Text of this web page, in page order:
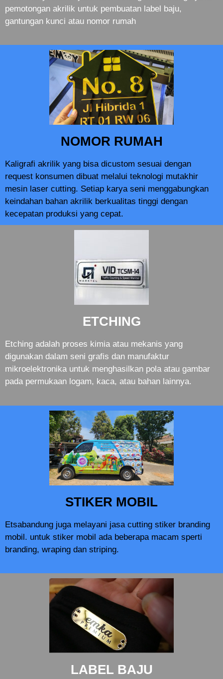
pemotongan akrilik untuk pembuatan label baju,
gantungan kunci atau nomor rumah
NOMOR RUMAH
Kaligrafi akrilik yang bisa dicustom sesuai dengan
request konsumen dibuat melalui teknologi mutakhir
mesin laser cutting. Setiap karya seni menggabungkan
keindahan bahan akrilik berkualitas tinggi dengan
kecepatan produksi yang cepat.
ETCHING
Etching adalah proses kimia atau mekanis yang
digunakan dalam seni grafis dan manufaktur
mikroelektronika untuk menghasilkan pola atau gambar
pada permukaan logam, kaca, atau bahan lainnya.
STIKER MOBIL
Etsabandung juga melayani jasa cutting stiker branding
mobil. untuk stiker mobil ada beberapa macam sperti
branding, wraping dan striping.
LABEL BAJU